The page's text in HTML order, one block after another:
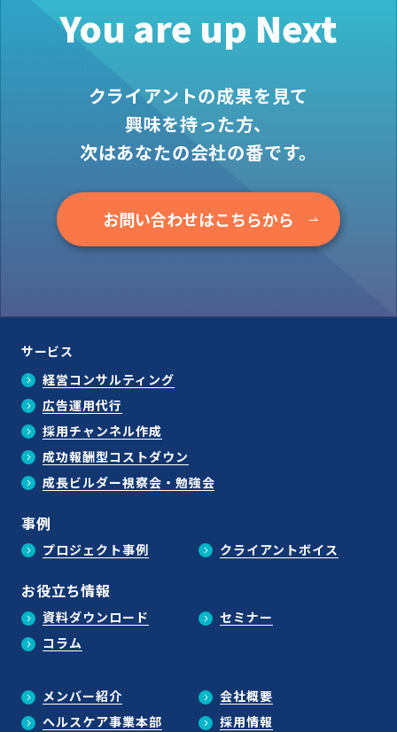
会社概要
お問い合わせ
資料ダウンロード
You are up Next
クライアントの成果を見て
興味を持った方、
次はあなたの会社の番です。
お問い合わせはこちらから
サービス
経営コンサルティング
広告運用代行
採用チャンネル作成
成功報酬型コストダウン
成長ビルダー視察会・勉強会
事例
プロジェクト事例 クライアントボイス
お役立ち情報
資料ダウンロード
セミナー
コラム
メンバー紹介
会社概要
ヘルスケア事業本部
採用情報